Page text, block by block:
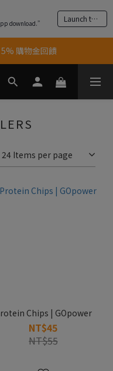
download.” Launch the app
購物金回饋
購物金回饋
享全單95折優惠！
購物金回饋
24 Items per page
Chips | GOpower
NT$45
NT$55